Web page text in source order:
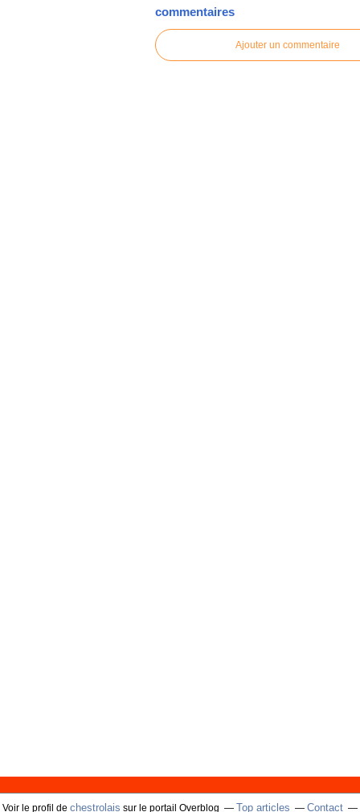
commentaires
Ajouter un commentaire
Voir le profil de chestrolais sur le portail Overblog Top articles Contact